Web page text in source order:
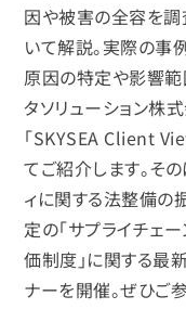
因や被害の全容を調
いて解説。実際の事
原因の特定や影響
タソリューション株
「SKYSEA Client
てご紹介します。そ
ィに関する法整備の
定の「サプライチェ
価制度」に関する最
ナーを開催。ぜひご